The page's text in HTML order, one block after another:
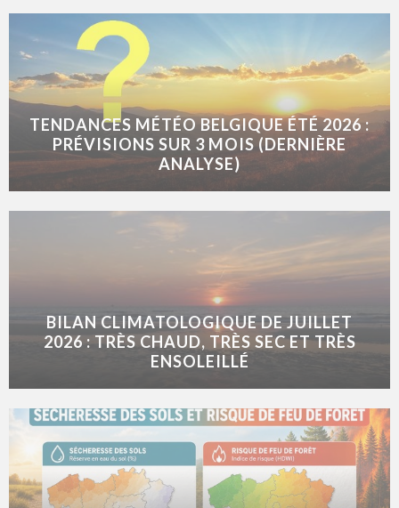
TENDANCES MÉTÉO BELGIQUE ÉTÉ 2026 :
PRÉVISIONS SUR 3 MOIS (DERNIÈRE
ANALYSE)
BILAN CLIMATOLOGIQUE DE JUILLET
2026 : TRÈS CHAUD, TRÈS SEC ET TRÈS
ENSOLEILLÉ